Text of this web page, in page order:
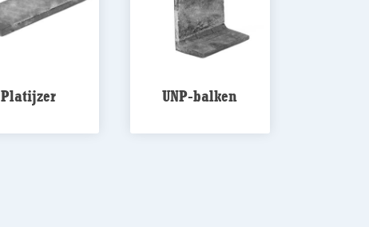
Platijzer UNP-balken